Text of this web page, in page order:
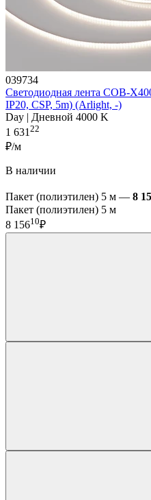
039734
Светодиодная лента COB-
IP20, CSP, 5m) (Arlight, -)
Day | Дневной 4000 K
1 631 22
₽/м
В наличии
Пакет (полиэтилен) 5 м — 8
Пакет (полиэтилен) 5 м
8 15610₽